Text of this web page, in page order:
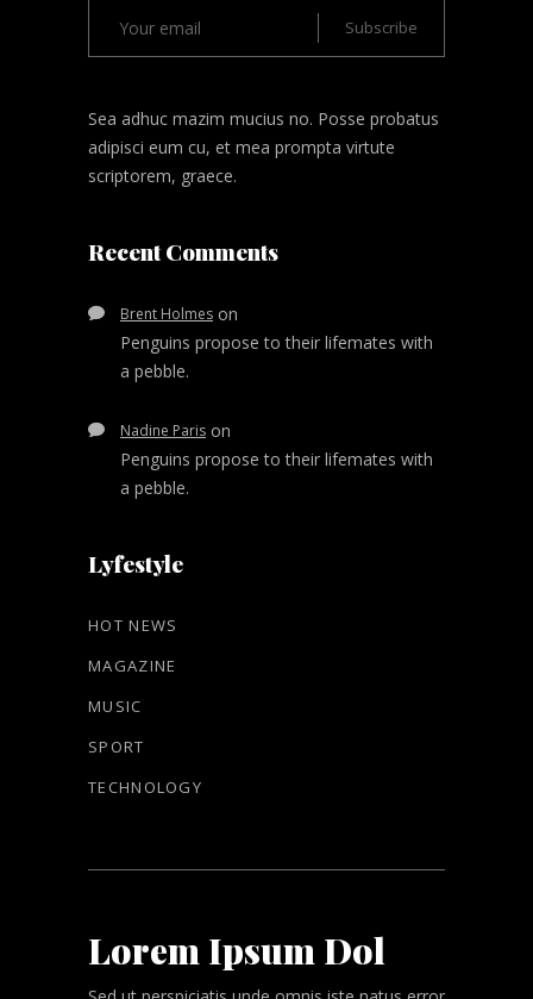
Sea adhuc mazim mucius no. Posse probatus
adipisci eum cu, et mea prompta virtute
scriptorem, graece.
Recent Comments
Brent Holmes on
Penguins propose to their lifemates with
a pebble.
Nadine Paris on
Penguins propose to their lifemates with
a pebble.
Lyfestyle
HOT NEWS
MAGAZINE
MUSIC
SPORT
TECHNOLOGY
Lorem Ipsum Dol